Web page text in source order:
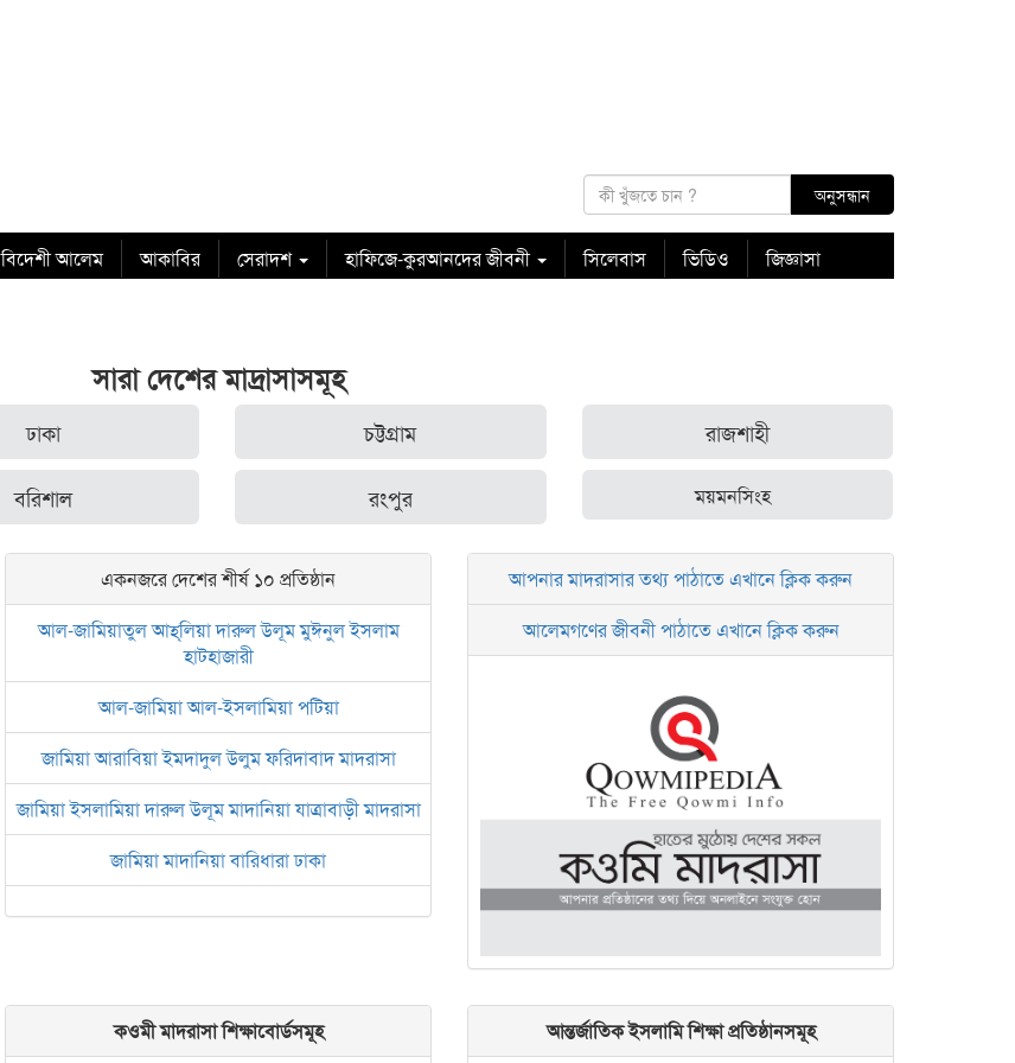
বিদেশী আলেম আকাবির সেরাদশ হাফিজে-কুরআনদের জীবনী সিলেবাস ভিডিও জিজ্ঞাসা
সারা দেশের মাদ্রাসাসমূহ
ঢাকা চট্টগ্রাম রাজশাহী
বরিশাল রংপুর ময়মনসিংহ
একনজরে দেশের শীর্ষ ১০ প্রতিষ্ঠান
আল-জামিয়াতুল আহ্‌লিয়া দারুল উলূম মুঈনুল ইসলাম
হাটহাজারী
আল-জামিয়া আল-ইসলামিয়া পটিয়া
জামিয়া আরাবিয়া ইমদাদুল উলুম ফরিদাবাদ মাদরাসা
জামিয়া ইসলামিয়া দারুল উলূম মাদানিয়া যাত্রাবাড়ী মাদরাসা
জামিয়া মাদানিয়া বারিধারা ঢাকা
আল জামিয়াতুল আরবিয়া নছিরুল ইসলাম নাজিরহাট
ইসলামিক রিসার্চ সেন্টার বাংলাদেশ বসুন্ধরা
আপনার মাদরাসার তথ্য পাঠাতে এখানে ক্লিক করুন
আলেমগণের জীবনী পাঠাতে এখানে ক্লিক করুন
কওমী মাদরাসা শিক্ষাবোর্ডসমূহ আন্তর্জাতিক ইসলামি শিক্ষা প্রতিষ্ঠানসমূহ